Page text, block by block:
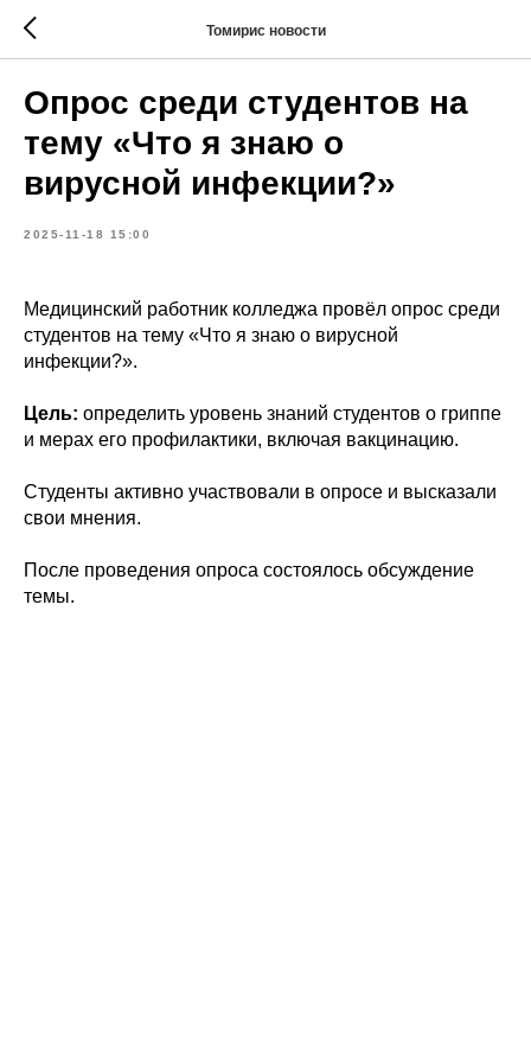
Томирис новости
Опрос среди студентов на
тему «Что я знаю о
вирусной инфекции?»
2025-11-18 15:00
Медицинский работник колледжа провёл опрос среди
студентов на тему «Что я знаю о вирусной
инфекции?».
Цель: определить уровень знаний студентов о гриппе
и мерах его профилактики, включая вакцинацию.
Студенты активно участвовали в опросе и высказали
свои мнения.
После проведения опроса состоялось обсуждение
темы.